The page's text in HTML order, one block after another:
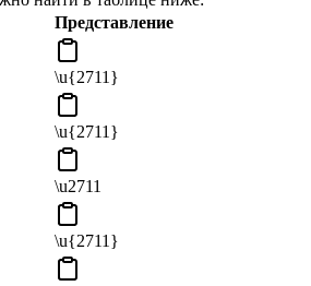
Представление
\u{2711}
\u{2711}
\u2711
\u{2711}